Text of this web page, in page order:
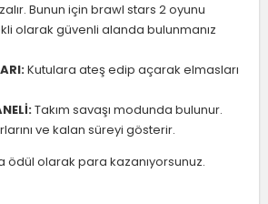
Bunun için brawl stars 2 oyunu
olarak güvenli alanda bulunmanız
Kutulara ateş edip açarak elmasları
Takım savaşı modunda bulunur.
ve kalan süreyi gösterir.
ödül olarak para kazanıyorsunuz.